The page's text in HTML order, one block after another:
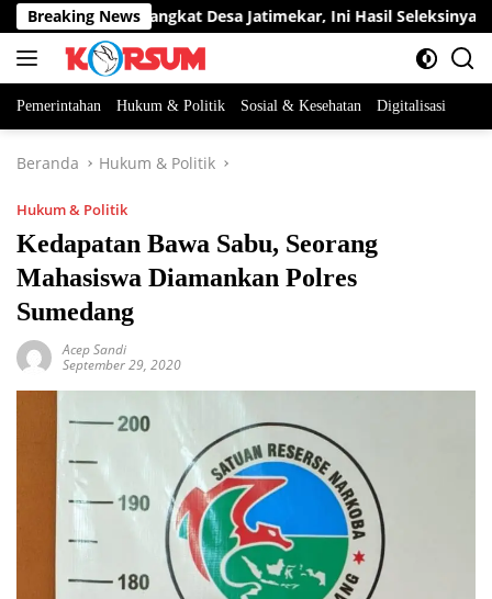
Langsung
ke
konten
Breaking News
Jabatan Perangkat Desa Jatimekar, Ini Hasil Seleksinya
Pemerintahan Hukum & Politik Sosial & Kesehatan Digitalisasi
Beranda Hukum & Politik
Hukum & Politik
Kedapatan Bawa Sabu, Seorang
Mahasiswa Diamankan Polres
Sumedang
Acep Sandi
September 29, 2020